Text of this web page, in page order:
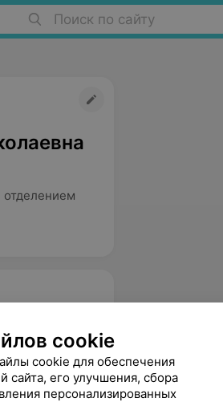
Поиск по сайту
отделением
в
cookie
cookie для обеспечения
сайта, его улучшения, сбора
персонализированных